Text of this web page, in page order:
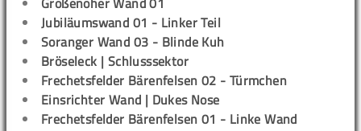
Jubiläumswand 01 - Linker Teil
Soranger Wand 03 - Blinde Kuh
Bröseleck | Schlusssektor
Frechetsfelder Bärenfelsen 02 - Türmchen
Einsrichter Wand | Dukes Nose
Frechetsfelder Bärenfelsen 01 - Linke Wand